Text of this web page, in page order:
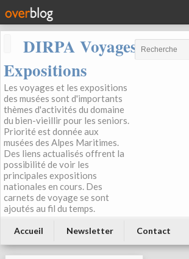
DIRPA Voyages,
Expositions
Les voyages et les expositions
des musées sont d'importants
thèmes d'activités du domaine
du bien-vieillir pour les seniors.
Priorité est donnée aux
musées des Alpes Maritimes.
Des liens actualisés offrent la
possibilité de voir les
principales expositions
nationales en cours. Des
carnets de voyage se sont
ajoutés au fil du temps.
Accueil Newsletter Contact